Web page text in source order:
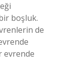
boşluk.
de
evrende